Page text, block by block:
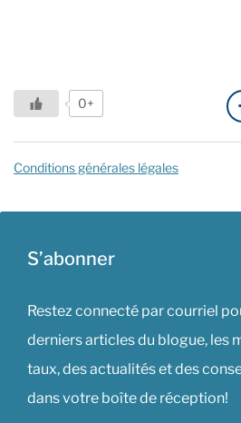
0+
Conditions générales légales
S’abonner
Restez connecté par courriel
derniers articles du blogue, les
taux, des actualités et des
dans votre boîte de réception!